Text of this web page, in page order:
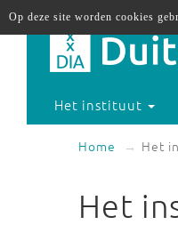
Het instituut
Home Het
Het
Op deze site worden cookies